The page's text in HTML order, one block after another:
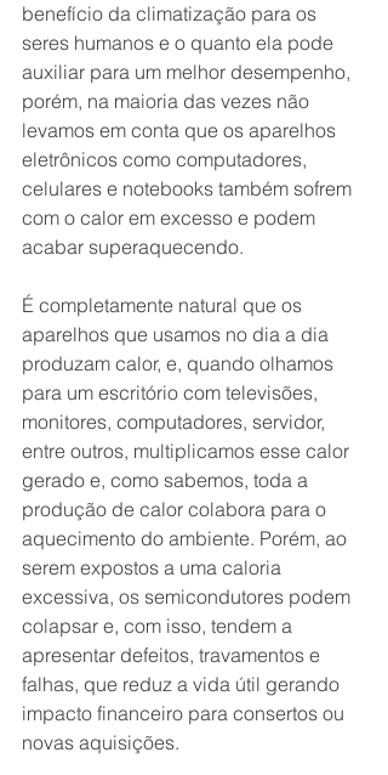
benefício da climatização para os
seres humanos e o quanto ela pode
auxiliar para um melhor desempenho,
porém, na maioria das vezes não
levamos em conta que os aparelhos
eletrônicos como computadores,
celulares e notebooks também sofrem
com o calor em excesso e podem
acabar superaquecendo.
É completamente natural que os
aparelhos que usamos no dia a dia
produzam calor, e, quando olhamos
para um escritório com televisões,
monitores, computadores, servidor,
entre outros, multiplicamos esse calor
gerado e, como sabemos, toda a
produção de calor colabora para o
aquecimento do ambiente. Porém, ao
serem expostos a uma caloria
excessiva, os semicondutores podem
colapsar e, com isso, tendem a
apresentar defeitos, travamentos e
falhas, que reduz a vida útil gerando
impacto financeiro para consertos ou
novas aquisições.